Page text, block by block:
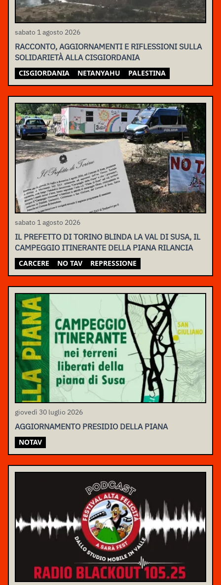
sabato 1 agosto 2026
RACCONTO, AGGIORNAMENTI E RIFLESSIONI SULLA
SOLIDARIETÀ ALLA CISGIORDANIA
CISGIORDANIA NETANYAHU PALESTINA
sabato 1 agosto 2026
IL PREFETTO DI TORINO BLINDA LA VAL DI SUSA, IL
CAMPEGGIO ITINERANTE DELLA PIANA RILANCIA
CARCERE NO TAV REPRESSIONE
giovedì 30 luglio 2026
AGGIORNAMENTO PRESIDIO DELLA PIANA
NOTAV